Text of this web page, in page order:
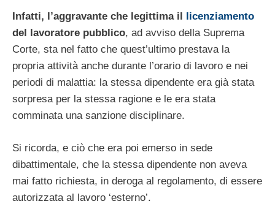
Infatti, l’aggravante che legittima il
licenziamento
del lavoratore pubblico, ad avviso della Suprema
Corte, sta nel fatto che quest’ultimo prestava la
propria attività anche durante l’orario di lavoro e nei
periodi di malattia: la stessa dipendente era già stata
sorpresa per la stessa ragione e le era stata
comminata una sanzione disciplinare.
Si ricorda, e ciò che era poi emerso in sede
dibattimentale, che la stessa dipendente non aveva
mai fatto richiesta, in deroga al regolamento, di essere
autorizzata al lavoro ‘esterno’.